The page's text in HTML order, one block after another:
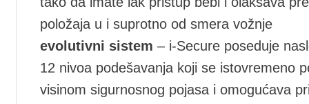
položaja u i suprotno od smera vožnje
evolutivni sistem – i-Secure poseduje
12 nivoa podešavanja koji se istovremeno
visinom sigurnosnog pojasa i omogućava